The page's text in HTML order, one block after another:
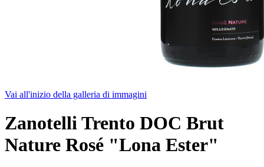
Vai all'inizio della galleria di immagini
Zanotelli Trento DOC Brut
Nature Rosé "Lona Ester"